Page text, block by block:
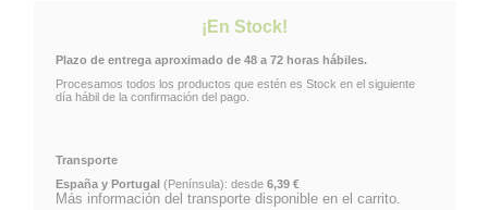
FUNKO ESPAÑA
¡En Stock!
Plazo de entrega aproximado de 48 a 72 horas hábiles.
Procesamos todos los productos que estén es Stock en el siguiente
día hábil de la confirmación del pago.
Transporte
España y Portugal (Península): desde 6,39 €
Más información del transporte disponible en el carrito.